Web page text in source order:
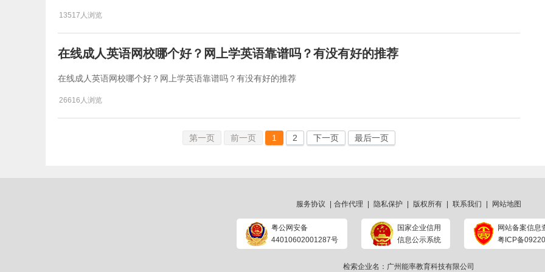
13517人浏览
在线成人英语网校哪个好？网上学英语靠谱吗？有没有好的推荐
在线成人英语网校哪个好？网上学英语靠谱吗？有没有好的推荐
26616人浏览
第一页 前一页 1 2 下一页 最后一页
服务协议 合作代理 隐私保护 版权所有 联系我们 网站地图
粤公网安备
44010602001287号
国家企业信用
信息公示系统
网站备案信息
粤ICP备
检索企业名：广州能率教育科技有限公司